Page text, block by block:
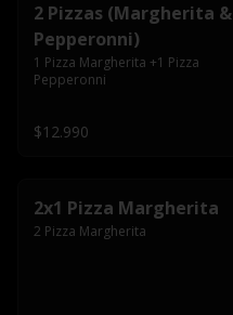
2 Pizzas (Margherita &
Pepperonni)
1 Pizza Margherita +1 Pizza
Pepperonni
$12.990
2x1 Pizza Margherita
2 Pizza Margherita